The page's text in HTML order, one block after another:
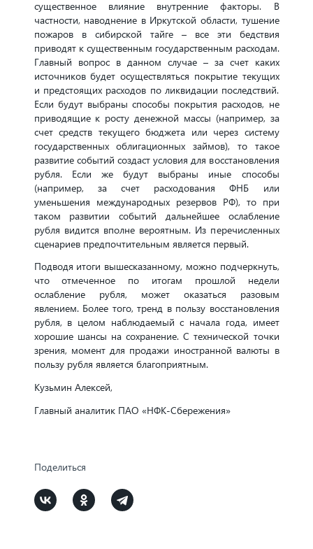
существенное влияние внутренние факторы. В
частности, наводнение в Иркутской области, тушение
пожаров в сибирской тайге – все эти бедствия
приводят к существенным государственным расходам.
Главный вопрос в данном случае – за счет каких
источников будет осуществляться покрытие текущих
и предстоящих расходов по ликвидации последствий.
Если будут выбраны способы покрытия расходов, не
приводящие к росту денежной массы (например, за
счет средств текущего бюджета или через систему
государственных облигационных займов), то такое
развитие событий создаст условия для восстановления
рубля. Если же будут выбраны иные способы
(например, за счет расходования ФНБ или
уменьшения международных резервов РФ), то при
таком развитии событий дальнейшее ослабление
рубля видится вполне вероятным. Из перечисленных
сценариев предпочтительным является первый.
Подводя итоги вышесказанному, можно подчеркнуть,
что отмеченное по итогам прошлой недели
ослабление рубля, может оказаться разовым
явлением. Более того, тренд в пользу восстановления
рубля, в целом наблюдаемый с начала года, имеет
хорошие шансы на сохранение. С технической точки
зрения, момент для продажи иностранной валюты в
пользу рубля является благоприятным.
Кузьмин Алексей,
Главный аналитик ПАО «НФК-Сбережения»
Поделиться